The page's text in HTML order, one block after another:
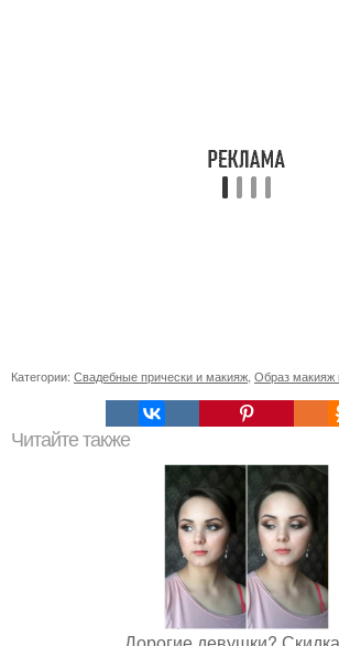
Категории: Свадебные прически и макияж Образ макияж
Читайте также